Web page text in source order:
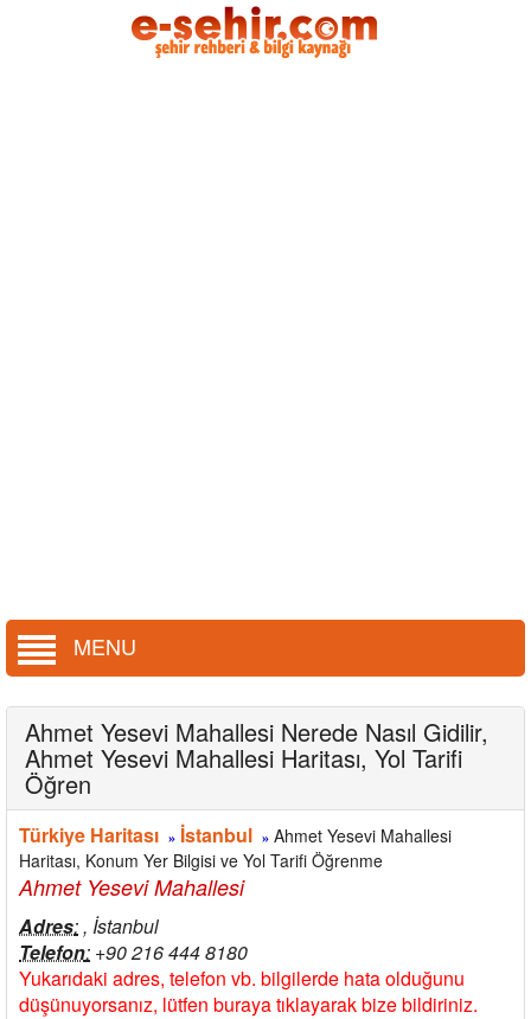
MENU
Ahmet Yesevi Mahallesi Nerede Nasıl Gidilir,
Ahmet Yesevi Mahallesi Haritası, Yol Tarifi
Öğren
Türkiye Haritası » İstanbul » Ahmet Yesevi Mahallesi
Haritası, Konum Yer Bilgisi ve Yol Tarifi Öğrenme
Ahmet Yesevi Mahallesi
Adres:, İstanbul
Telefon: +90 216 444 8180
Yukarıdaki adres, telefon vb. bilgilerde hata olduğunu
düşünuyorsanız, lütfen buraya tıklayarak bize bildiriniz.